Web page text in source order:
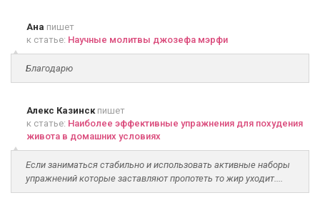
Ана пишет
к статье: Научные молитвы джозефа мэрфи
Благодарю
Алекс Казинскпишет
к статье: Наиболее эффективные упражнения для похудения
живота в домашних условиях
Если заниматься стабильно и использовать активные наборы
упражнений которые заставляют пропотеть то жир уходит....